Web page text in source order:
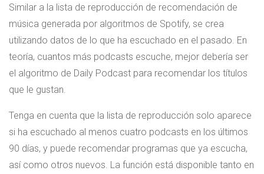
Similar a la lista de reproducción de recomendación de
música generada por algoritmos de Spotify, se crea
utilizando datos de lo que ha escuchado en el pasado. En
teoría, cuantos más podcasts escuche, mejor debería ser
el algoritmo de Daily Podcast para recomendar los títulos
que le gustan.
Tenga en cuenta que la lista de reproducción solo aparece
si ha escuchado al menos cuatro podcasts en los últimos
90 días, y puede recomendar programas que ya escucha,
así como otros nuevos. La función está disponible tanto en